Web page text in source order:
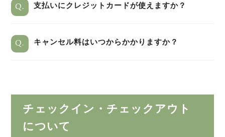
Q. 支払いにクレジットカードが使えますか？
Q. キャンセル料はいつからかかりますか？
チェックイン・チェックアウト
について